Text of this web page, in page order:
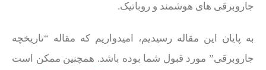
جاروبرقی‌ های هوشمند و روباتیک.
به پایان این مقاله رسیدیم، امیدواریم که مقاله “تاریخچه
جاروبرقی” مورد قبول شما بوده باشد. همچنین ممکن است